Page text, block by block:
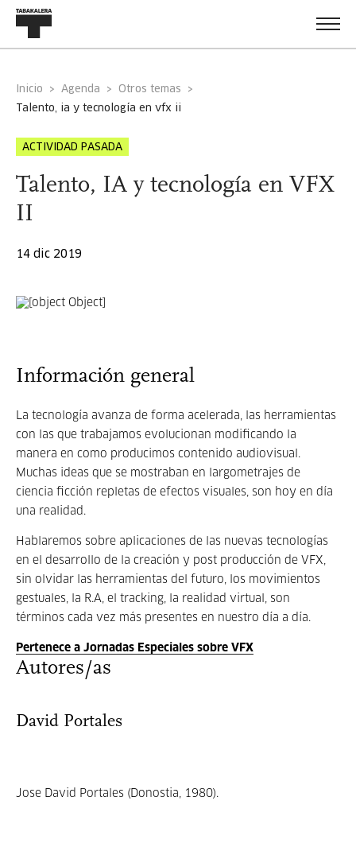
Inicio Agenda
Otros temas
talento, ia y tecnología en vfx ii
ACTIVIDAD PASADA
Talento, IA y tecnología en VFX
II
14 dic 2019
Información general
La tecnología avanza de forma acelerada, las herramientas
con las que trabajamos evolucionan modificando la
manera en como producimos contenido audiovisual.
Muchas ideas que se mostraban en largometrajes de
ciencia ficción repletas de efectos visuales, son hoy en día
una realidad.
Hablaremos sobre aplicaciones de las nuevas tecnologías
en el desarrollo de la creación y post producción de VFX,
sin olvidar las herramientas del futuro, los movimientos
gestuales, la R.A, el tracking, la realidad virtual, son
términos cada vez más presentes en nuestro día a día.
Pertenece a Jornadas Especiales sobre VFX
Autores/as
David Portales
Jose David Portales (Donostia, 1980).